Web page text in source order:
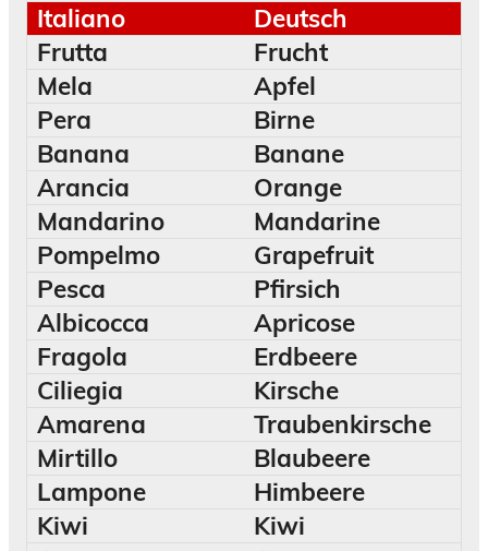
Italiano
Deutsch
Frutta
Frucht
Mela
Apfel
Pera
Birne
Banana
Banane
Arancia
Orange
Mandarino
Mandarine
Pompelmo
Grapefruit
Pesca
Pfirsich
Albicocca
Apricose
Fragola
Erdbeere
Ciliegia
Kirsche
Amarena
Traubenkirsche
Mirtillo
Blaubeere
Lampone
Himbeere
Kiwi
Kiwi